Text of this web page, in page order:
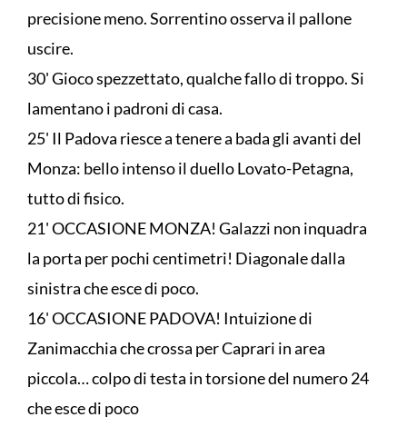
precisione meno. Sorrentino osserva il pallone
uscire.
30' Gioco spezzettato, qualche fallo di troppo. Si
lamentano i padroni di casa.
25' Il Padova riesce a tenere a bada gli avanti del
Monza: bello intenso il duello Lovato-Petagna,
tutto di fisico.
21' OCCASIONE MONZA! Galazzi non inquadra
la porta per pochi centimetri! Diagonale dalla
sinistra che esce di poco.
16' OCCASIONE PADOVA! Intuizione di
Zanimacchia che crossa per Caprari in area
piccola… colpo di testa in torsione del numero 24
che esce di poco